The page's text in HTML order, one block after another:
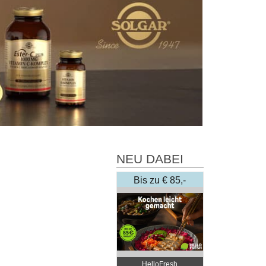
NEU DABEI
Bis zu € 85,-
Rabatt
HelloFresh